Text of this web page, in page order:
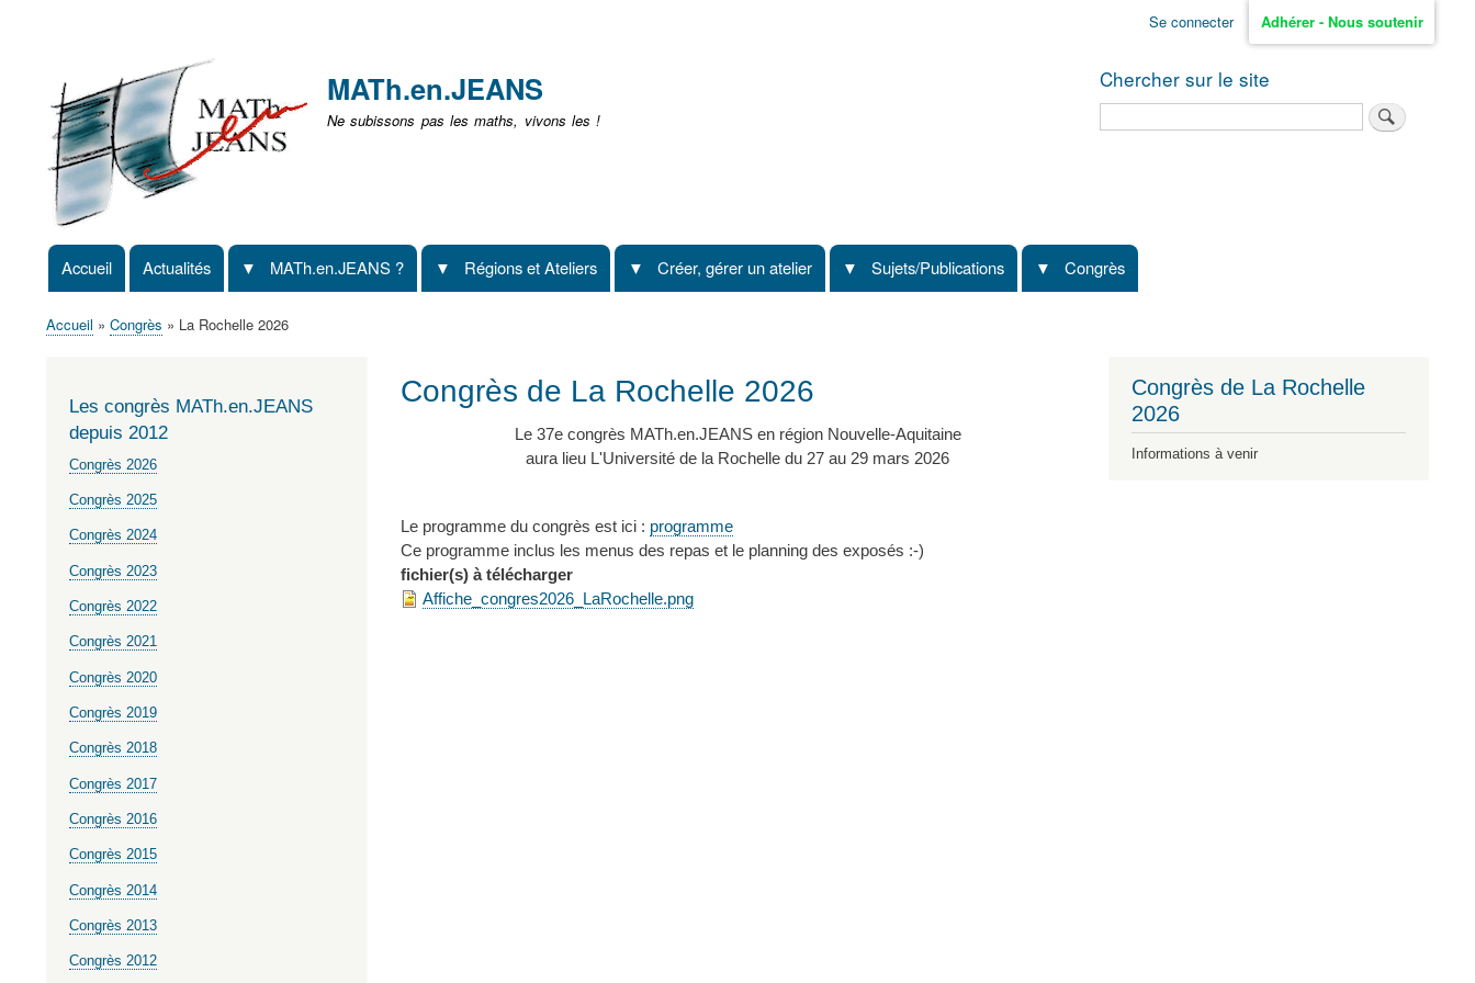
non
identifié
Se connecter Adhérer - Nous soutenir
MATh.en.JEANS
Ne subissons pas les maths, vivons les !
Chercher sur le site
Navigation
principale
Accueil Actualités MATh.en.JEANS ? Régions et Ateliers Créer, gérer un atelier Sujets/Publications Congrès
Accueil Congrès La Rochelle 2026
Congrès de La Rochelle 2026
Le 37e congrès MATh.en.JEANS en région Nouvelle-Aquitaine
aura lieu L'Université de la Rochelle du 27 au 29 mars 2026
Le programme du congrès est ici : programme
Ce programme inclus les menus des repas et le planning des exposés :-)
fichier(s) à télécharger
Affiche_congres2026_LaRochelle.png
Les congrès MATh.en.JEANS
depuis 2012
Congrès 2026
Congrès 2025
Congrès 2024
Congrès 2023
Congrès 2022
Congrès 2021
Congrès 2020
Congrès 2019
Congrès 2018
Congrès 2017
Congrès 2016
Congrès 2015
Congrès 2014
Congrès 2013
Congrès 2012
Congrès de La Rochelle
2026
Informations à venir